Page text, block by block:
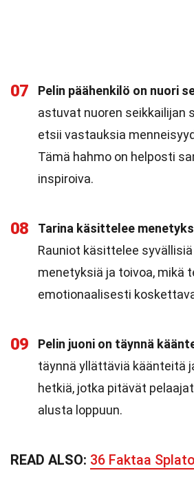
07 Pelin päähenkilö on nuori
astuvat nuoren seikkailijan
etsii vastauksia
Tämä hahmo on helposti
inspiroiva.
08
Tarina käsittelee
Rauniot käsittelee
menetyksiä ja toivoa, mikä
emotionaalisesti
09 Pelin juoni on täynnä
täynnä yllättäviä käänteitä
hetkiä, jotka pitävät
alusta loppuun.
READ ALSO: 36 Faktaa